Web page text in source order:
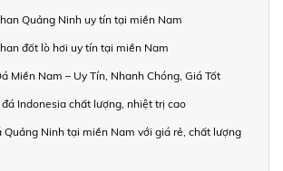
Quảng Ninh uy tín tại miền Nam
đốt lò hơi uy tín tại miền Nam
Miền Nam – Uy Tín, Nhanh Chóng, Giá Tốt
Indonesia chất lượng, nhiệt trị cao
Quảng Ninh tại miền Nam với giá rẻ, chất lượng